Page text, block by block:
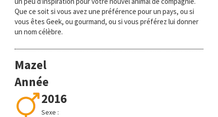
Que ce soit si vous avez une préférence pour un pays, ou si
vous êtes Geek, ou gourmand, ou si vous préférez lui donner
un nom célèbre.
Mazel
Année
2016
Sexe :